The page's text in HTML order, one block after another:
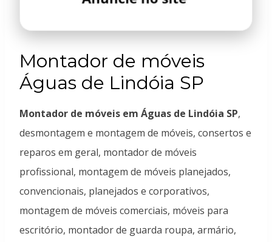
Montador de móveis
Águas de Lindóia SP
Montador de móveis em Águas de Lindóia SP,
desmontagem e montagem de móveis, consertos e
reparos em geral, montador de móveis
profissional, montagem de móveis planejados,
convencionais, planejados e corporativos,
montagem de móveis comerciais, móveis para
escritório, montador de guarda roupa, armário,